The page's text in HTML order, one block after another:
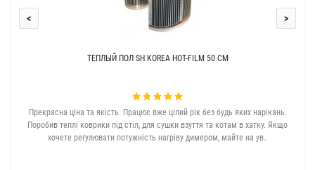
ТЕПЛЫЙ ПОЛ SH KOREA HOT-FILM 50 СМ
Прекрасна ціна та якість. Працює вже цілий рік без будь яких нарікань.
Поробив теплі коврики під стіл, для сушки взуття та котам в хатку. Якщо
хочете регулювати потужність нагріву димером, майте на ув..
< >